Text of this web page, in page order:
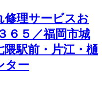
修理サービスお
６５／福岡市城
隈駅前・片江・樋
ター